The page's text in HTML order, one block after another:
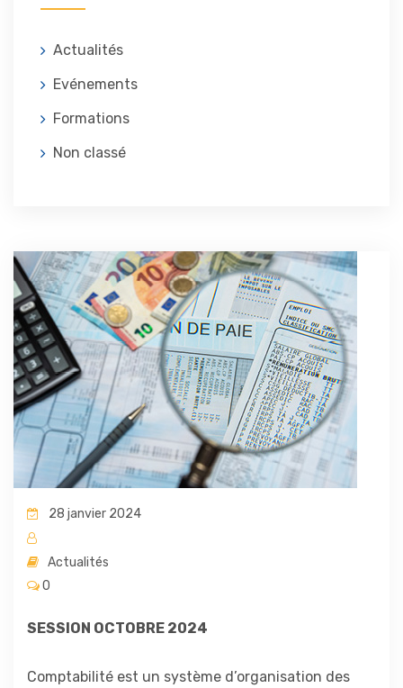
Actualités
Evénements
Formations
Non classé
28 janvier 2024
Actualités
0
SESSION OCTOBRE 2024
Comptabilité est un système d’organisation des